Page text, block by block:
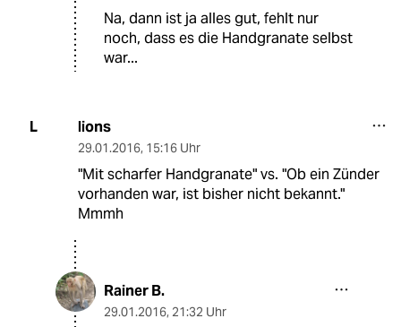
Na, dann ist ja alles gut, fehlt nur
noch, dass es die Handgranate selbst
war...
L lions
29.01.2016, 15:16 Uhr
"Mit scharfer Handgranate" vs. "Ob ein Zünder
vorhanden war, ist bisher nicht bekannt."
Mmmh
Rainer B.
29.01.2016, 21:32 Uhr